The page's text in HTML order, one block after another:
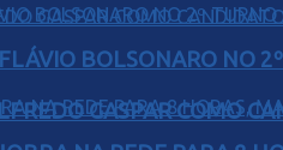
GASPAR COMO
BOLSONARO NO